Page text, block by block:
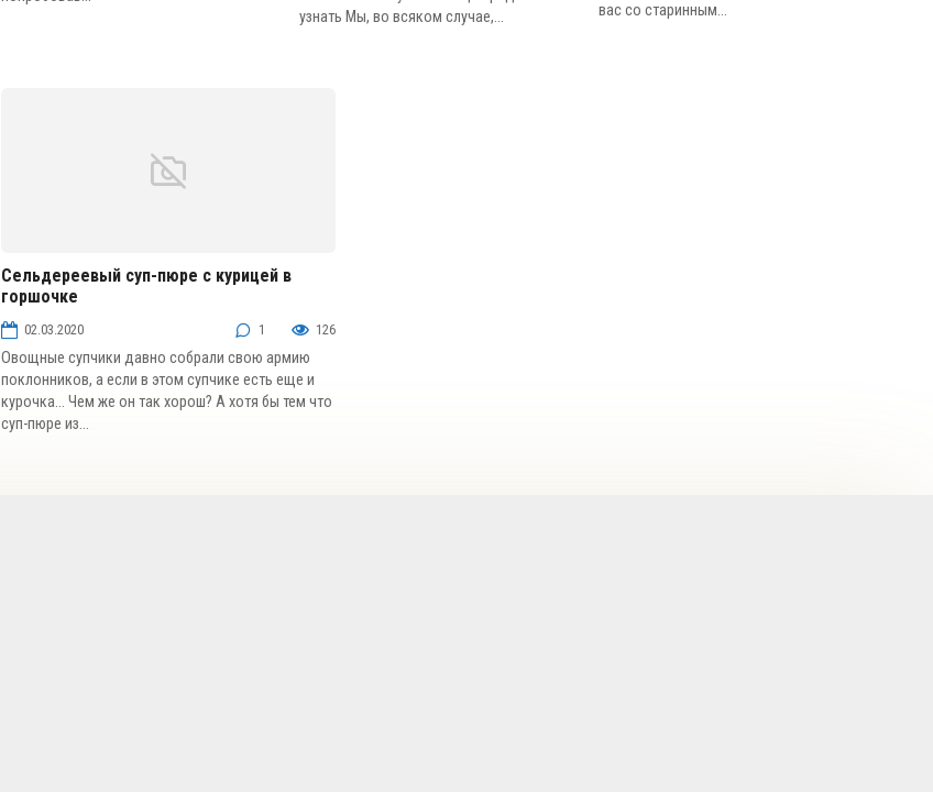
узнать Мы, во всяком случае,...
вас со старинным...
Супы-пюре
Сельдереевый суп-пюре с курицей в
горшочке
02.03.2020 1 126
Овощные супчики давно собрали свою армию
поклонников, а если в этом супчике есть еще и
курочка… Чем же он так хорош? А хотя бы тем что
суп-пюре из...